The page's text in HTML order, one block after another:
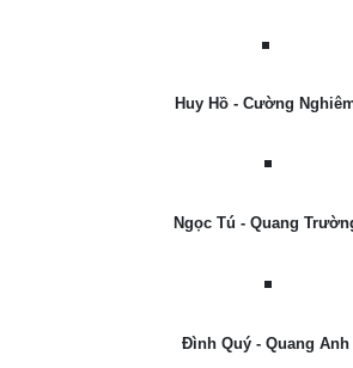
Huy Hồ - Cường
Ngọc Tú - Quang
Đình Quý - Quang Anh